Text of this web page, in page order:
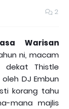
2
Warisan
ni, macam
dekat Thistle
DJ Embun
korang tahu
mana majlis